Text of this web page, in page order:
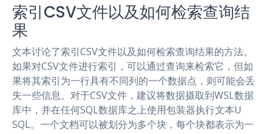
索引CSV文件以及如何检索查询结
果
文本讨论了索引CSV文件以及如何检索查询结果的方法。
如果对CSV文件进行索引，可以通过查询来检索它，但如
果将其索引为一行具有不同列的一个数据点，则可能会丢
失一些信息。对于CSV文件，建议将数据摄取到WSL数据
库中，并在任何SQL数据库之上使用包装器执行文本U
SQL。一个文档可以被划分为多个块，每个块都表示为一